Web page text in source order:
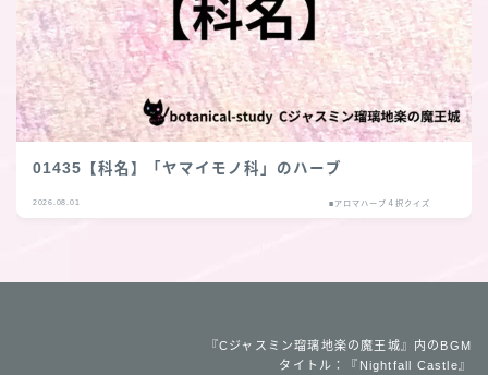
01435【科名】「ヤマイモノ科」のハーブ
2026.08.01 ■アロマハーブ４択クイズ
『Cジャスミン瑠璃地楽の魔王城』内のBGM
タイトル：『Nightfall Castle』